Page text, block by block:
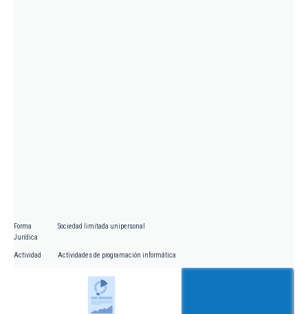
Forma
Jurídica
Sociedad limitada unipersonal
Actividad Actividades de programación informática